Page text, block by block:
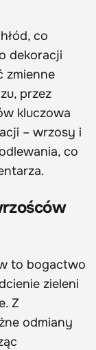
co
dekoracji
zmienne
przez
kluczowa
– wrzosy i
co
to bogactwo
zieleni
Z
odmiany